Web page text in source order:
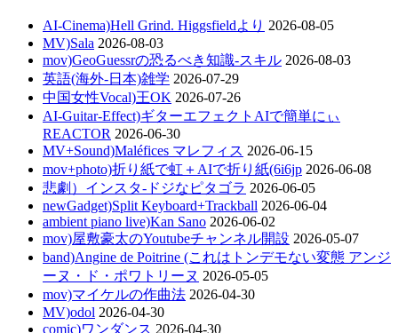
AI-Cinema)Hell Grind. Higgsfieldより 2026-08-05
MV)Sala 2026-08-03
mov)GeoGuessrの恐るべき知識-スキル 2026-08-03
英語(海外-日本)雑学 2026-07-29
中国女性Vocal)王OK 2026-07-26
AI-Guitar-Effect)ギターエフェクトAIで簡単にぃ
REACTOR 2026-06-30
MV+Sound)Maléfices マレフィス 2026-06-15
mov+photo)折り紙で虹＋AIで折り紙(6i6jp 2026-06-08
悲劇）インスタ-ドジなピタゴラ 2026-06-05
newGadget)Split Keyboard+Trackball 2026-06-04
ambient piano live)Kan Sano 2026-06-02
mov)屋敷豪太のYoutubeチャンネル開設 2026-05-07
band)Angine de Poitrine (これはトンデモない変態 アンジ
ーヌ・ド・ポワトリーヌ 2026-05-05
mov)マイケルの作曲法 2026-04-30
MV)odol 2026-04-30
comic)ワンダンス 2026-04-30